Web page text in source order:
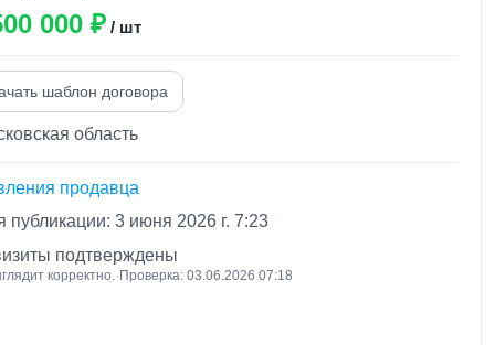
000 ₽ / шт
шаблон договора
область
продавца
публикации: 3 июня 2026 г. 7:23
подтверждены
корректно.· Проверка: 03.06.2026 07:18